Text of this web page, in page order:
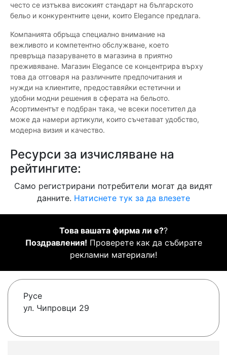
често се изтъква високият стандарт на българското
бельо и конкурентните цени, които Elegance предлага.
Компанията обръща специално внимание на
вежливото и компетентно обслужване, което
превръща пазаруването в магазина в приятно
преживяване. Магазин Elegance се концентрира върху
това да отговаря на различните предпочитания и
нужди на клиентите, предоставяйки естетични и
удобни модни решения в сферата на бельото.
Асортиментът е подбран така, че всеки посетител да
може да намери артикули, които съчетават удобство,
модерна визия и качество.
Ресурси за изчисляване на
рейтингите:
Само регистрирани потребители могат да видят
данните. Натиснете тук за да влезете
Това вашата фирма ли е??
Поздравления! Проверете как да събирате
рекламни материали!
Русе
ул. Чипровци 29